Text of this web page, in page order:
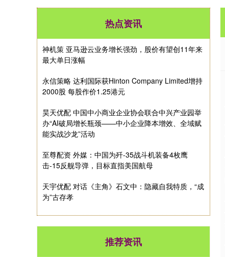
热点资讯
神机策 亚马逊云业务增长强劲，股价有望创11年来
最大单日涨幅
永信策略 达利国际获Hinton Company Limited增持
2000股 每股作价1.25港元
昊天优配 中国中小商业企业协会联合中兴产业园举
办“AI破局增长瓶颈——中小企业降本增效、全域赋
能实战沙龙”活动
至尊配资 外媒：中国为歼-35战斗机装备4枚鹰
击-15反舰导弹，目标直指美国航母
天宇优配 对话《主角》石文中：隐藏自我特质，“成
为”古存孝
推荐资讯